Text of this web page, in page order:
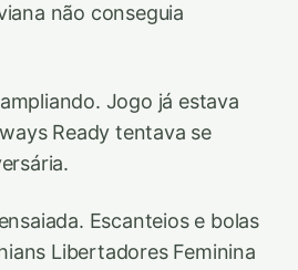
não conseguia
Jogo já estava
Ready tentava se
Escanteios e bolas
Libertadores Feminina